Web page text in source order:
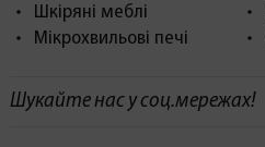
Шкіряні меблі
Мікрохвильові печі
Шукайте нас у соц.мережах!